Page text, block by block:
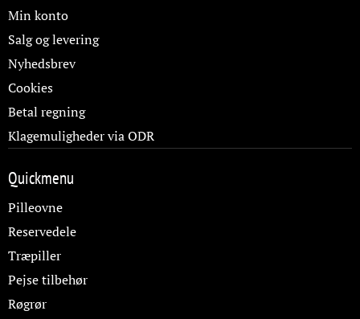
Min konto
Salg og levering
Nyhedsbrev
Cookies
Betal regning
Klagemuligheder via ODR
Quickmenu
Pilleovne
Reservedele
Træpiller
Pejse tilbehør
Røgrør